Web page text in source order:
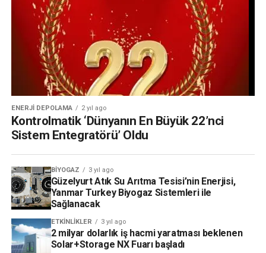
ENERJI DEPOLAMA 2 yıl ago
Kontrolmatik ‘Dünyanın En Büyük 22’nci
Sistem Entegratörü’ Oldu
BIYOGAZ 3 yıl ago
Güzelyurt Atık Su Arıtma Tesisi’nin Enerjisi,
Yanmar Turkey Biyogaz Sistemleri ile
Sağlanacak
ETKINLIKLER 3 yıl ago
2 milyar dolarlık iş hacmi yaratması beklenen
Solar+Storage NX Fuarı başladı